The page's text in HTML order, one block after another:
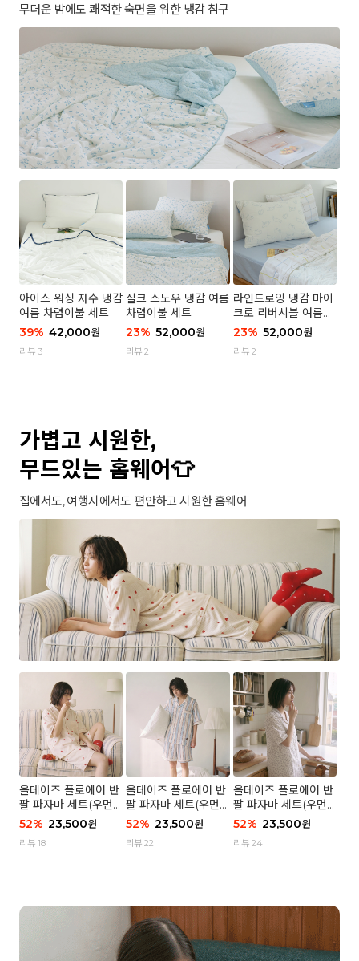
무더운 밤에도 쾌적한 숙면을 위한 냉감 침구
아이스 워싱 자수 냉감
여름 차렵이불 세트
39% 42,000원
리뷰 3
실크 스노우 냉감 여름
차렵이불 세트
23% 52,000원
리뷰 2
라인드로잉 냉감 마이
크로 리버시블 여름이
불 세트
23% 52,000원
리뷰 2
가볍고 시원한,
무드있는 홈웨어👕
집에서도, 여행지에서도 편안하고 시원한 홈웨어
올데이즈 플로에어 반
팔 파자마 세트(우먼)
- 04 하트 컨페티
52% 23,500원
리뷰 18
올데이즈 플로에어 반
팔 파자마 세트(우먼)
- 03 브리즈 스트라이
52% 23,500원
리뷰 22
올데이즈 플로에어 반
팔 파자마 세트(우먼)
- 01 포슬 가든
52% 23,500원
리뷰 24